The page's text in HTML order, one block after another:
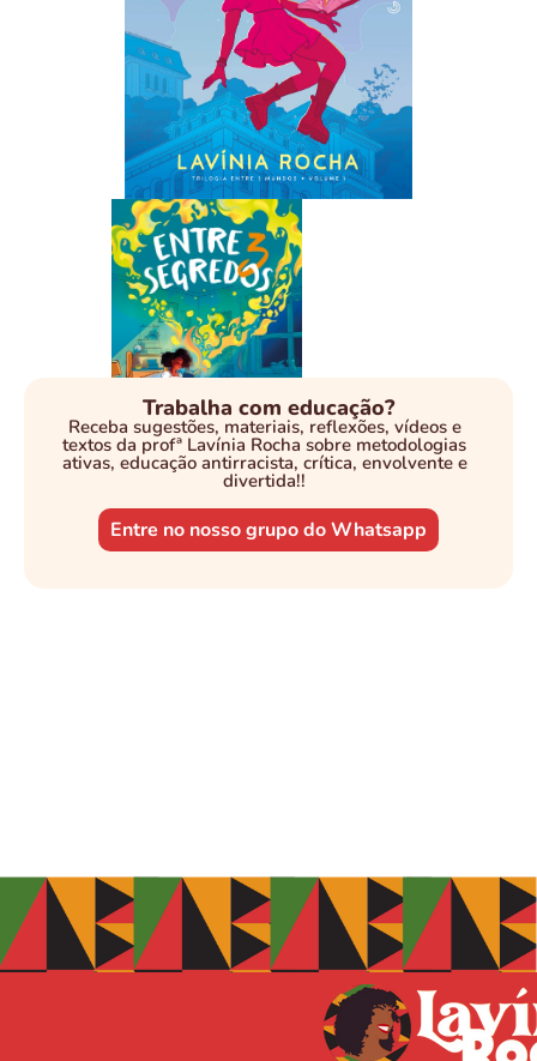
Trabalha com educação?
Receba sugestões, materiais, reflexões, vídeos e
textos da profª Lavínia Rocha sobre metodologias
ativas, educação antirracista, crítica, envolvente e
divertida!!
Entre no nosso grupo do Whatsapp